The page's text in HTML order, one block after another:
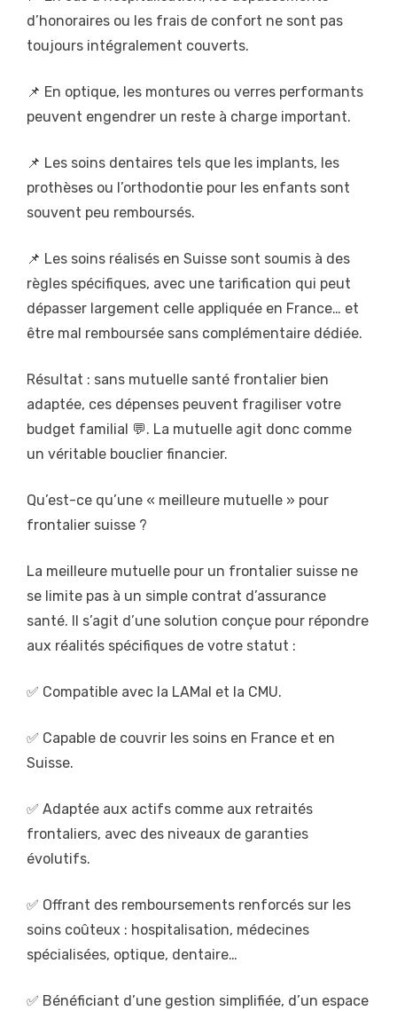
d’honoraires ou les frais de confort ne sont pas
toujours intégralement couverts.
📌 En optique, les montures ou verres performants
peuvent engendrer un reste à charge important.
📌 Les soins dentaires tels que les implants, les
prothèses ou l’orthodontie pour les enfants sont
souvent peu remboursés.
📌 Les soins réalisés en Suisse sont soumis à des
règles spécifiques, avec une tarification qui peut
dépasser largement celle appliquée en France… et
être mal remboursée sans complémentaire dédiée.
Résultat : sans mutuelle santé frontalier bien
adaptée, ces dépenses peuvent fragiliser votre
budget familial 💬. La mutuelle agit donc comme
un véritable bouclier financier.
Qu’est-ce qu’une « meilleure mutuelle » pour
frontalier suisse ?
La meilleure mutuelle pour un frontalier suisse ne
se limite pas à un simple contrat d’assurance
santé. Il s’agit d’une solution conçue pour répondre
aux réalités spécifiques de votre statut :
✅ Compatible avec la LAMal et la CMU.
✅ Capable de couvrir les soins en France et en
Suisse.
✅ Adaptée aux actifs comme aux retraités
frontaliers, avec des niveaux de garanties
évolutifs.
✅ Offrant des remboursements renforcés sur les
soins coûteux : hospitalisation, médecines
spécialisées, optique, dentaire…
✅ Bénéficiant d’une gestion simplifiée, d’un espace